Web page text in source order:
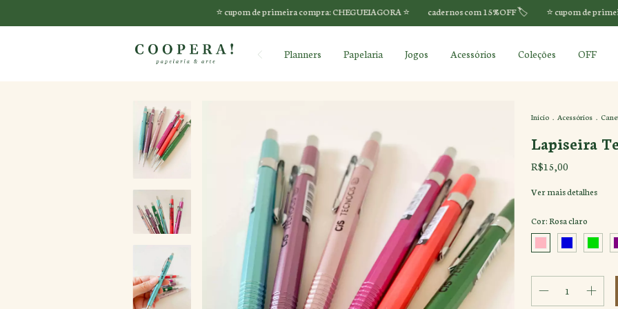
⭐️ cupom de primeira compra: CHEGUEIAGORA ⭐️ cadernos com 15%OFF 🏷️ ⭐️ cupom de primeira compra:
Planners Papelaria Jogos Acessórios Coleções OFF
Início . Acessórios .
Lapiseira
R$15,00
Ver mais detalhes
Cor:Rosa claro